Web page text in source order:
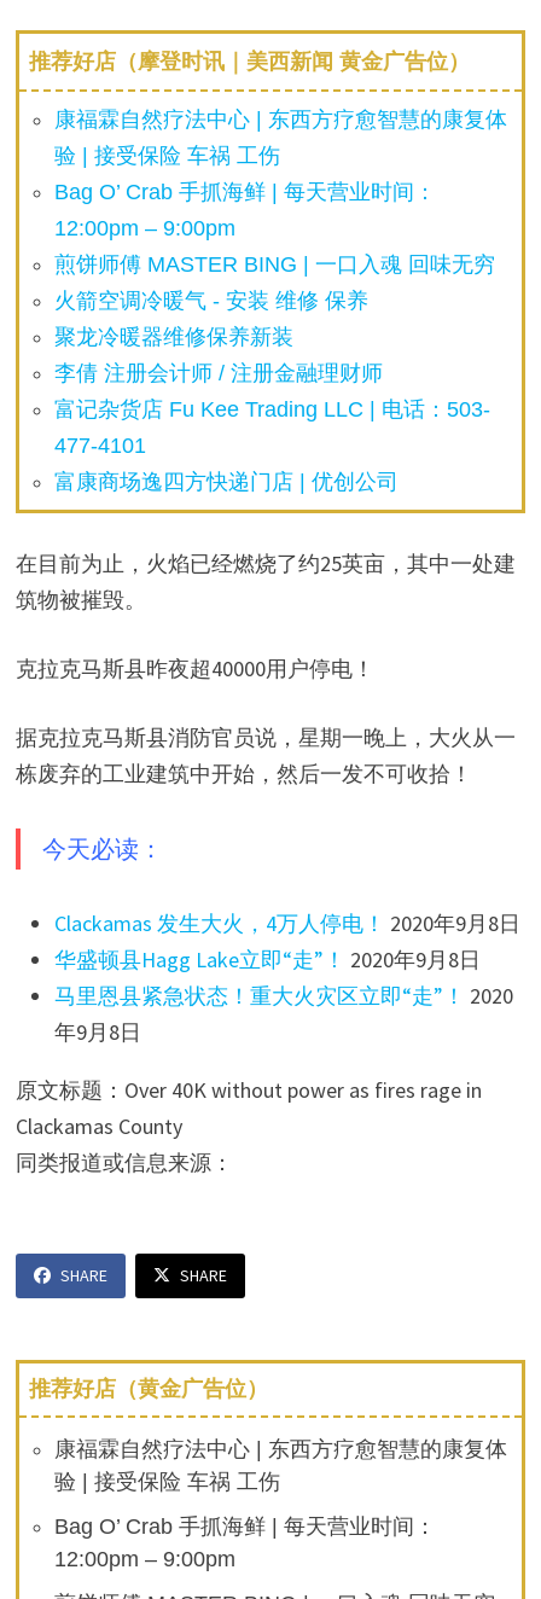
推荐好店（摩登时讯｜美西新闻 黄金广告位）
康福霖自然疗法中心 | 东西方疗愈智慧的康复体
验 | 接受保险 车祸 工伤
Bag O’ Crab 手抓海鲜 | 每天营业时间：
12:00pm – 9:00pm
煎饼师傅 MASTER BING | 一口入魂 回味无穷
火箭空调冷暖气 - 安装 维修 保养
聚龙冷暖器维修保养新装
李倩 注册会计师 / 注册金融理财师
富记杂货店 Fu Kee Trading LLC | 电话：503-
477-4101
富康商场逸四方快递门店 | 优创公司
在目前为止，火焰已经燃烧了约25英亩，其中一处建
筑物被摧毁。
克拉克马斯县昨夜超40000用户停电！
据克拉克马斯县消防官员说，星期一晚上，大火从一
栋废弃的工业建筑中开始，然后一发不可收拾！
今天必读：
Clackamas 发生大火，4万人停电！ 2020年9月8日
华盛顿县Hagg Lake立即“走”！ 2020年9月8日
马里恩县紧急状态！重大火灾区立即“走”！ 2020
年9月8日
原文标题：Over 40K without power as fires rage in
Clackamas County
同类报道或信息来源：
SHARE SHARE
推荐好店（黄金广告位）
康福霖自然疗法中心 | 东西方疗愈智慧的康复体
验 | 接受保险 车祸 工伤
Bag O’ Crab 手抓海鲜 | 每天营业时间：
12:00pm – 9:00pm